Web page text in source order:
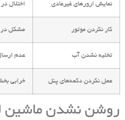
نمایش ارورهای غیرعادی اختلال
کار نکردن موتور مشکل در
تخلیه نشدن آب عدم
عمل نکردن دکمه‌های پنل خرابی
روشن نشدن ماشین